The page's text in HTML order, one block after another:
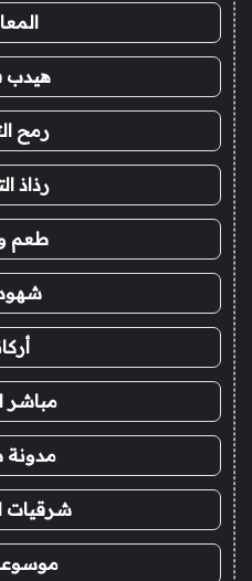
هيدب
رمح
رذاذ
طعم
مباشر
شرقيات